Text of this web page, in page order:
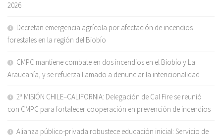
2026
Decretan emergencia agrícola por afectación de incendios
forestales en la región del Biobío
CMPC mantiene combate en dos incendios en el Biobío y La
Araucanía, y se refuerza llamado a denunciar la intencionalidad
2ª MISIÓN CHILE–CALIFORNIA: Delegación de Cal Fire se reunió
con CMPC para fortalecer cooperación en prevención de incendios
Alianza público-privada robustece educación inicial: Servicio de